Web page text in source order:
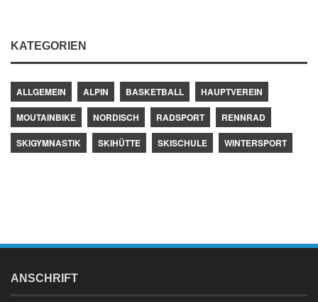
KATEGORIEN
ALLGEMEIN ALPIN BASKETBALL
HAUPTVEREIN
MOUTAINBIKE
NORDISCH RADSPORT
RENNRAD
SKIGYMNASTIK
SKIHÜTTE SKISCHULE WINTERSPORT
ANSCHRIFT